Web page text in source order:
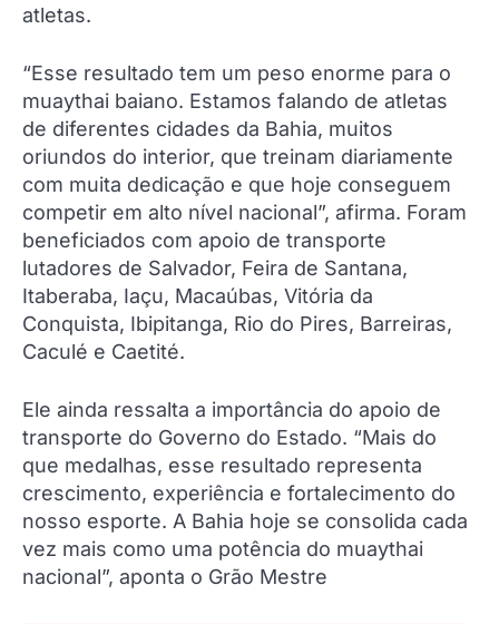
atletas.
“Esse resultado tem um peso enorme para o
muaythai baiano. Estamos falando de atletas
de diferentes cidades da Bahia, muitos
oriundos do interior, que treinam diariamente
com muita dedicação e que hoje conseguem
competir em alto nível nacional”, afirma. Foram
beneficiados com apoio de transporte
lutadores de Salvador, Feira de Santana,
Itaberaba, Iaçu, Macaúbas, Vitória da
Conquista, Ibipitanga, Rio do Pires, Barreiras,
Caculé e Caetité.
Ele ainda ressalta a importância do apoio de
transporte do Governo do Estado. “Mais do
que medalhas, esse resultado representa
crescimento, experiência e fortalecimento do
nosso esporte. A Bahia hoje se consolida cada
vez mais como uma potência do muaythai
nacional”, aponta o Grão Mestre